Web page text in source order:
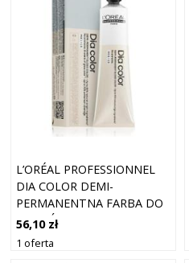
L’ORÉAL PROFESSIONNEL
DIA COLOR DEMI-
PERMANENTNA FARBA DO
WŁOSÓW BEZ AMONIAKU
ODCIEŃ 6.45 DARK BLONDE
56,10 zł
1 oferta